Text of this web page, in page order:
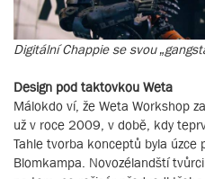
Digitální Chappie se svou
Design pod taktovkou Weta
Málokdo ví, že Weta Workshop
už v roce 2009, v době, kdy
Tahle tvorba konceptů byla úzce
Blomkampa. Novozélandští